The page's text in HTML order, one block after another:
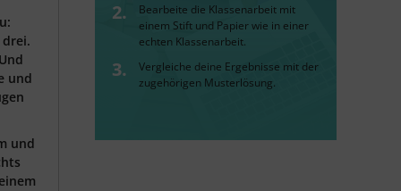
und
und
Bearbeite die Klassenarbeit mit
einem Stift und Papier wie in einer
echten Klassenarbeit.
Vergleiche deine Ergebnisse mit der
zugehörigen Musterlösung.